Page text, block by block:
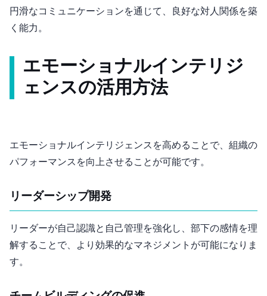
円滑なコミュニケーションを通じて、良好な対人関係を築
く能力。
エモーショナルインテリジ
ェンスの活用方法
エモーショナルインテリジェンスを高めることで、組織の
パフォーマンスを向上させることが可能です。
リーダーシップ開発
リーダーが自己認識と自己管理を強化し、部下の感情を理
解することで、より効果的なマネジメントが可能になりま
す。